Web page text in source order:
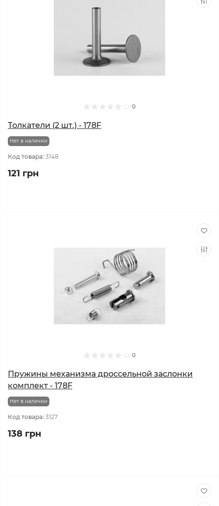
0
Толкатели (2 шт.) - 178F
Нет в наличии
Код товара: 3148
121 грн
0
Пружины механизма дроссельной заслонки
комплект - 178F
Нет в наличии
Код товара: 3127
138 грн